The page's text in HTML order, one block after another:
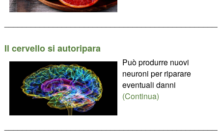
Il cervello si autoripara
Può produrre nuovi
neuroni per riparare
eventuali danni
(Continua)